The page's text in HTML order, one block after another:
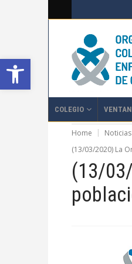
Abrir barra de herramientas
COLEGIO
Home Noticias
(13/03/2020) La
(13/